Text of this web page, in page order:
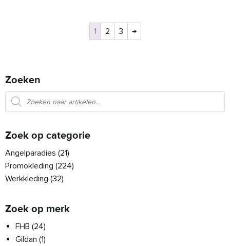
1 2 3 →
Zoeken
Producten zoeken
Zoek op categorie
Angelparadies (21)
Promokleding (224)
Werkkleding (32)
Zoek op merk
FHB (24)
Gildan (1)